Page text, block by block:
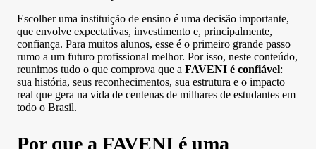
Escolher uma instituição de ensino é uma decisão importante,
que envolve expectativas, investimento e, principalmente,
confiança. Para muitos alunos, esse é o primeiro grande passo
rumo a um futuro profissional melhor. Por isso, neste conteúdo,
reunimos tudo o que comprova que a FAVENI é confiável:
sua história, seus reconhecimentos, sua estrutura e o impacto
real que gera na vida de centenas de milhares de estudantes em
todo o Brasil.
Por que a FAVENI é uma